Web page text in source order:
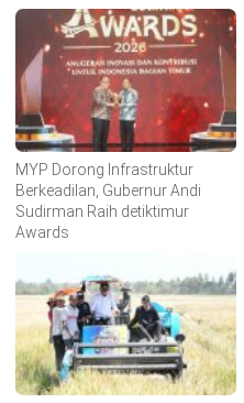
MYP Dorong Infrastruktur
Berkeadilan, Gubernur Andi
Sudirman Raih detiktimur
Awards